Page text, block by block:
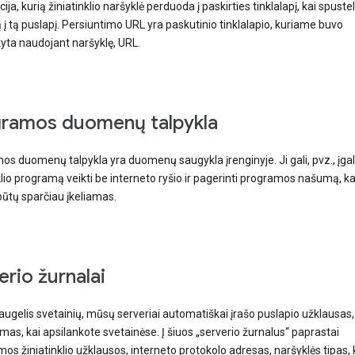
kurią žiniatinklio naršyklė perduoda į paskirties tinklalapį, kai
į tą puslapį. Persiuntimo URL yra paskutinio tinklalapio, kuriame buvo
naudojant naršyklę, URL.
duomenų talpykla
duomenų talpykla yra duomenų saugykla įrenginyje. Ji gali, pvz.,
programą veikti be interneto ryšio ir pagerinti programos našumą,
sparčiau įkeliamas.
žurnalai
svetainių, mūsų serveriai automatiškai įrašo puslapio užklausas,
kai apsilankote svetainėse. Į šiuos „serverio žurnalus“ paprastai
žiniatinklio užklausos, interneto protokolo adresas, naršyklės tipas,